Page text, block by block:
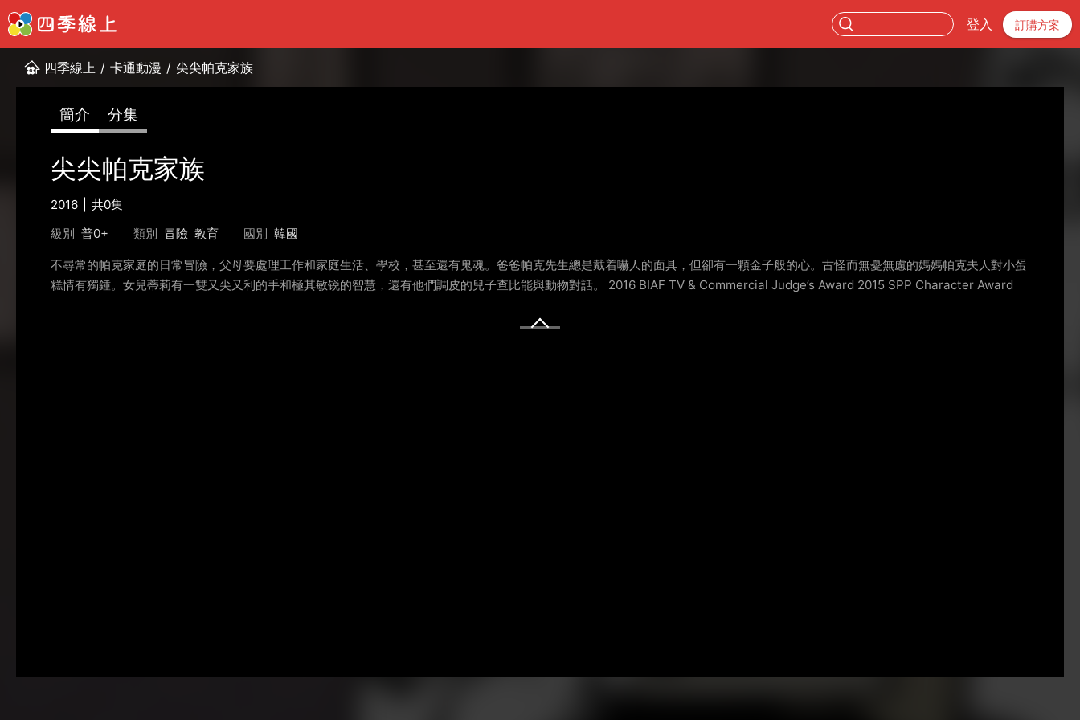
登入 訂購方案
四季線上 / 卡通動漫 / 尖尖帕克家族
簡介 分集
尖尖帕克家族
2016
共0集
級別 普0+ 類別 冒險 教育 國別 韓國
不尋常的帕克家庭的日常冒險，父母要處理工作和家庭生活、學校，甚至還有鬼魂。爸爸帕克先生總是戴着嚇人的面具，但卻有一顆金子般的心。古怪而無憂無慮的媽媽帕克夫人對小蛋
糕情有獨鍾。女兒蒂莉有一雙又尖又利的手和極其敏锐的智慧，還有他們調皮的兒子查比能與動物對話。 2016 BIAF TV & Commercial Judge’s Award 2015 SPP Character Award